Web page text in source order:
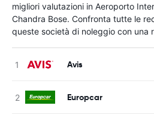
migliori valutazioni in Aeroporto
Chandra Bose. Confronta tutte le
queste società di noleggio con una
Avis
Europcar